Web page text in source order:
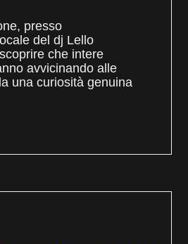
presso
del dj Lello
che intere
avvicinando alle
una curiosità genuina